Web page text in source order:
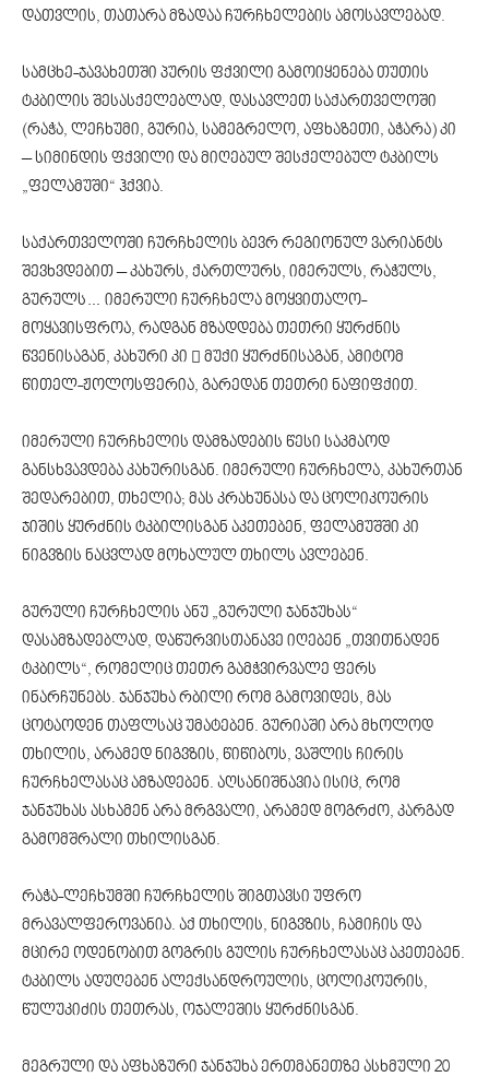
დათვლის, თათარა მზადაა ჩურჩხელების ამოსავლებად.
სამცხე-ჯავახეთში პურის ფქვილი გამოიყენება თუთის
ტკბილის შესასქელებლად, დასავლეთ საქართველოში
(რაჭა, ლეჩხუმი, გურია, სამეგრელო, აფხაზეთი, აჭარა) კი
– სიმინდის ფქვილი და მიღებულ შესქელებულ ტკბილს
„ფელამუში“ ჰქვია.
საქართველოში ჩურჩხელის ბევრ რეგიონულ ვარიანტს
შევხვდებით – კახურს, ქართლურს, იმერულს, რაჭულს,
გურულს… იმერული ჩურჩხელა მოყვითალო-
მოყავისფროა, რადგან მზადდება თეთრი ყურძნის
წვენისაგან, კახური კი  მუქი ყურძნისაგან, ამიტომ
წითელ-ჟოლოსფერია, გარედან თეთრი ნაფიფქით.
იმერული ჩურჩხელის დამზადების წესი საკმაოდ
განსხვავდება კახურისგან. იმერული ჩურჩხელა, კახურთან
შედარებით, თხელია; მას კრახუნასა და ცოლიკოურის
ჯიშის ყურძნის ტკბილისგან აკეთებენ, ფელამუშში კი
ნიგვზის ნაცვლად მოხალულ თხილს ავლებენ.
გურული ჩურჩხელის ანუ „გურული ჯანჯუხას“
დასამზადებლად, დაწურვისთანავე იღებენ „თვითნადენ
ტკბილს“, რომელიც თეთრ გამჭვირვალე ფერს
ინარჩუნებს. ჯანჯუხა რბილი რომ გამოვიდეს, მას
ცოტაოდენ თაფლსაც უმატებენ. გურიაში არა მხოლოდ
თხილის, არამედ ნიგვზის, წიწიბოს, ვაშლის ჩირის
ჩურჩხელასაც ამზადებენ. აღსანიშნავია ისიც, რომ
ჯანჯუხას ასხამენ არა მრგვალი, არამედ მოგრძო, კარგად
გამომშრალი თხილისგან.
რაჭა-ლეჩხუმში ჩურჩხელის შიგთავსი უფრო
მრავალფეროვანია. აქ თხილის, ნიგვზის, ჩამიჩის და
მცირე ოდენობით გოგრის გულის ჩურჩხელასაც აკეთებენ.
ტკბილს ადუღებენ ალექსანდროულის, ცოლიკოურის,
წულუკიძის თეთრას, ოჯალეშის ყურძნისგან.
მეგრული და აფხაზური ჯანჯუხა ერთმანეთზე ასხმული 20